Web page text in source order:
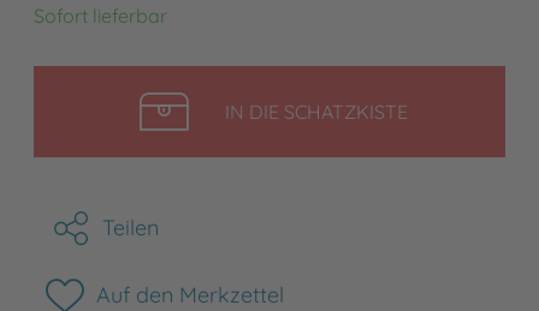
Sofort lieferbar
IN DIE SCHATZKISTELEGEN
Teilen
Auf den Merkzettel